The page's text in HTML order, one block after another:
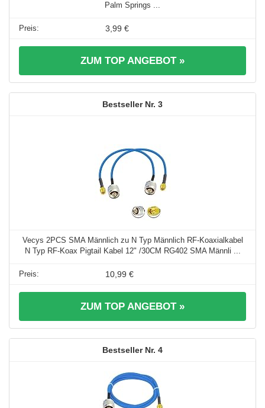
Palm Springs ...
3,99 €
ZUM TOP ANGEBOT »
3
Vecys 2PCS SMA Männlich zu N Typ Männlich RF-Koaxialkabel
N Typ RF-Koax Pigtail Kabel 12" /30CM RG402 SMA Männli ...
10,99 €
ZUM TOP ANGEBOT »
4